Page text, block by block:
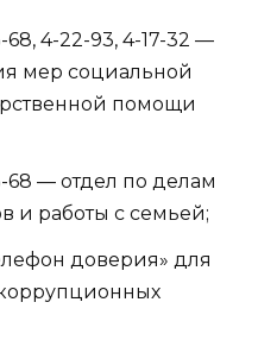
4-22-93, 4-17-32 —
мер социальной
помощи
68 — отдел по делам
и работы с семьей;
доверия» для